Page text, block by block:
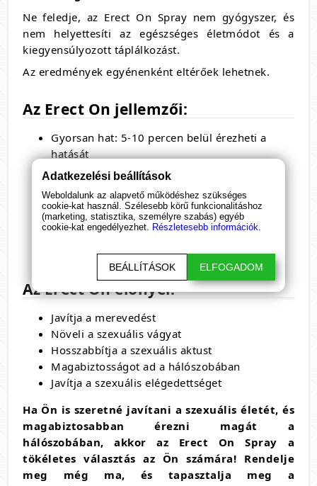
Ne feledje, az Erect On Spray nem gyógyszer, és
nem helyettesíti az egészséges életmódot és a
kiegyensúlyozott táplálkozást.
Az eredmények egyénenként eltérőek lehetnek.
Az Erect On jellemzői:
Gyorsan hat: 5-10 percen belül érezheti a
hatását
Biztonságos és hatékony:
Nincs kellemetlen szaga vagy íze:Diszkréten
alkalmazható
Könnyen használható:
nemi szervre,és masszírozza be
Az Erect On előnyei:
Javítja a merevedést
Növeli a szexuális vágyat
Hosszabbítja a szexuális aktust
Magabiztosságot ad a hálószobában
Javítja a szexuális elégedettséget
Ha Ön is szeretné javítani a szexuális életét, és
magabiztosabban érezni magát a
hálószobában, akkor az Erect On Spray a
tökéletes választás az Ön számára! Rendelje
meg még ma, és tapasztalja meg a
Adatkezelési beállítások
Weboldalunk az alapvető működéshez szükséges
cookie-kat használ. Szélesebb körű funkcionalitáshoz
(marketing, statisztika, személyre szabás) egyéb
cookie-kat engedélyezhet. Részletesebb információk.
BEÁLLÍTÁSOK ELFOGADOM